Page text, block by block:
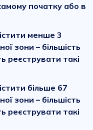
початку або в
менше 3
зони – більшість
реєструвати такі
більше 67
зони – більшість
реєструвати такі